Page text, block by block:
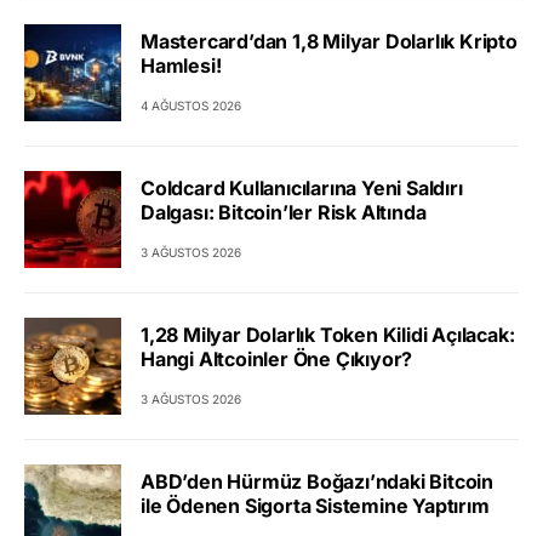
Mastercard’dan 1,8 Milyar Dolarlık Kripto
Hamlesi!
4 AĞUSTOS 2026
Coldcard Kullanıcılarına Yeni Saldırı
Dalgası: Bitcoin’ler Risk Altında
3 AĞUSTOS 2026
1,28 Milyar Dolarlık Token Kilidi Açılacak:
Hangi Altcoinler Öne Çıkıyor?
3 AĞUSTOS 2026
ABD’den Hürmüz Boğazı’ndaki Bitcoin
ile Ödenen Sigorta Sistemine Yaptırım